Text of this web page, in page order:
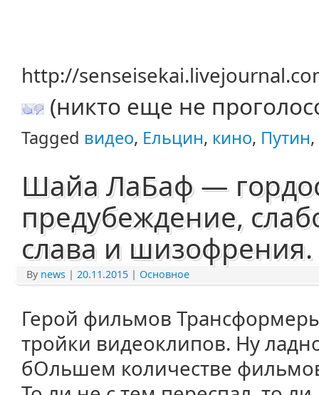
http://
(никто еще не
Tagged видео, Ельцин, кино, Путин,
Шайа ЛаБаф —
предубеждение,
слава и шизофрения.
By news | 20.11.2015 | Основное
Герой фильмов
тройки видеоклипов. Ну
бОльшем количестве